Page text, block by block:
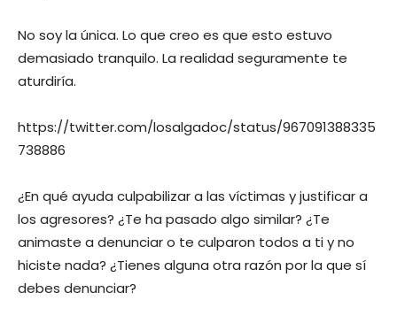
No soy la única. Lo que creo es que esto estuvo
demasiado tranquilo. La realidad seguramente te
aturdiría.
https://twitter.com/losalgadoc/status/967091388335
738886
¿En qué ayuda culpabilizar a las víctimas y justificar a
los agresores? ¿Te ha pasado algo similar? ¿Te
animaste a denunciar o te culparon todos a ti y no
hiciste nada? ¿Tienes alguna otra razón por la que sí
debes denunciar?